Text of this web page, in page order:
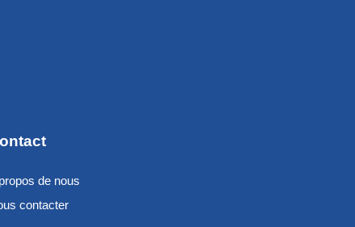
de nous
contacter